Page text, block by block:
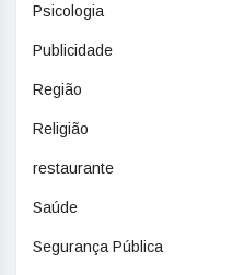
Psicologia
Publicidade
Região
Religião
restaurante
Saúde
Segurança Pública